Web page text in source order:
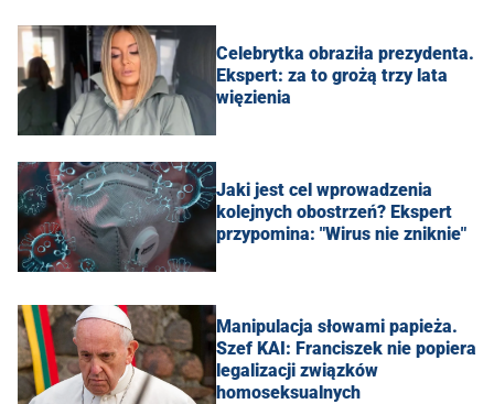
Celebrytka obraziła prezydenta.
Ekspert: za to grożą trzy lata
więzienia
Jaki jest cel wprowadzenia
kolejnych obostrzeń? Ekspert
przypomina: "Wirus nie zniknie"
Manipulacja słowami papieża.
Szef KAI: Franciszek nie popiera
legalizacji związków
homoseksualnych